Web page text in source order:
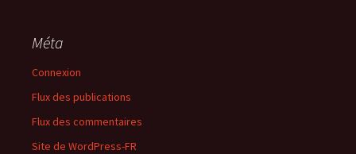
Méta
Connexion
Flux des publications
Flux des commentaires
Site de WordPress-FR